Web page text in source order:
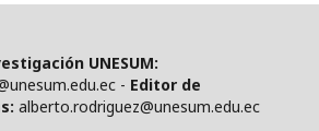
UNESUM:
- Editor de
alberto.rodriguez@unesum.edu.ec